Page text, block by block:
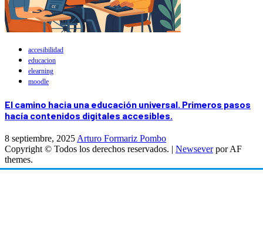
accesibilidad
educacion
elearning
moodle
El camino hacia una educación universal. Primeros pasos
hacía contenidos digitales accesibles.
8 septiembre, 2025 Arturo Formariz Pombo
Copyright © Todos los derechos reservados. | Newseverpor AF
themes.